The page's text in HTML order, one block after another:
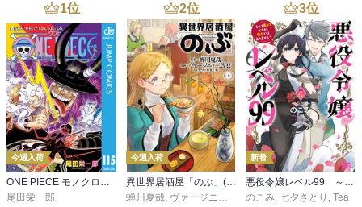
1位
今週入荷
ONE PIECE モノクロ版 115
尾田栄一郎
2位
今週入荷
異世界居酒屋「のぶ」(22)
蝉川夏哉, ヴァージニア二等兵 ,転
3位
新着
悪役令嬢レベル99 ～私は裏ボスですが魔王ではありません～ その６
のこみ, 七夕さとり , Tea